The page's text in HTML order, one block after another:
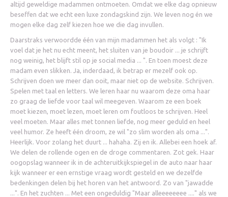
altijd geweldige madammen ontmoeten. Omdat we elke dag opnieuw
beseffen dat we echt een luxe zondagskind zijn. We leven nog én we
mogen elke dag zelf kiezen hoe we die dag invullen.
Daarstraks verwoordde één van mijn madammen het als volgt : "Ik
voel dat je het nu echt meent, het sluiten van je boudoir ... je schrijft
nog weinig, het blijft stil op je social media ... ". En toen moest deze
madam even slikken. Ja, inderdaad, ik betrap er mezelf ook op.
Schrijven doen we meer dan ooit, maar niet op de website. Schrijven.
Spelen met taal en letters. We leren haar nu waarom deze oma haar
zo graag de liefde voor taal wil meegeven. Waarom ze een boek
moet kiezen, moet lezen, moet leren om foutloos te schrijven. Heel
veel moeten. Maar alles met tonnen liefde, nog meer geduld en heel
veel humor. Ze heeft één droom, ze wil "zo slim worden als oma ...".
Heerlijk. Voor zolang het duurt ... hahaha. Zij en ik. Allebei een hoek af.
We delen de rollende ogen en de droge commentaren. Zot gek. Haar
oogopslag wanneer ik in de achteruitkijkspiegel in de auto naar haar
kijk wanneer er een ernstige vraag wordt gesteld en we dezelfde
bedenkingen delen bij het horen van het antwoord. Zo van "jawadde
...". En het zuchten ... Met een ongeduldig "Maar alleeeeeeee ...." als we